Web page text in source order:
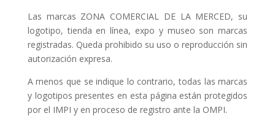
Las marcas ZONA COMERCIAL DE LA MERCED, su
logotipo, tienda en línea, expo y museo son marcas
registradas. Queda prohibido su uso o reproducción sin
autorización expresa.
A menos que se indique lo contrario, todas las marcas
y logotipos presentes en esta página están protegidos
por el IMPI y en proceso de registro ante la OMPI.